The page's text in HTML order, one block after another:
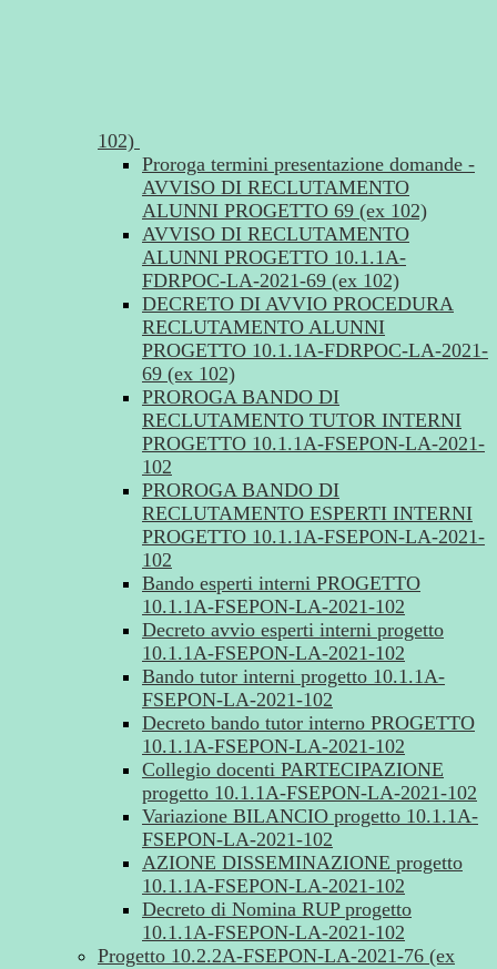
102)
Proroga termini presentazione domande -
AVVISO DI RECLUTAMENTO
ALUNNI PROGETTO 69 (ex 102)
AVVISO DI RECLUTAMENTO
ALUNNI PROGETTO 10.1.1A-
FDRPOC-LA-2021-69 (ex 102)
DECRETO DI AVVIO PROCEDURA
RECLUTAMENTO ALUNNI
PROGETTO 10.1.1A-FDRPOC-LA-2021-
69 (ex 102)
PROROGA BANDO DI
RECLUTAMENTO TUTOR INTERNI
PROGETTO 10.1.1A-FSEPON-LA-2021-
102
PROROGA BANDO DI
RECLUTAMENTO ESPERTI INTERNI
PROGETTO 10.1.1A-FSEPON-LA-2021-
102
Bando esperti interni PROGETTO
10.1.1A-FSEPON-LA-2021-102
Decreto avvio esperti interni progetto
10.1.1A-FSEPON-LA-2021-102
Bando tutor interni progetto 10.1.1A-
FSEPON-LA-2021-102
Decreto bando tutor interno PROGETTO
10.1.1A-FSEPON-LA-2021-102
Collegio docenti PARTECIPAZIONE
progetto 10.1.1A-FSEPON-LA-2021-102
Variazione BILANCIO progetto 10.1.1A-
FSEPON-LA-2021-102
AZIONE DISSEMINAZIONE progetto
10.1.1A-FSEPON-LA-2021-102
Decreto di Nomina RUP progetto
10.1.1A-FSEPON-LA-2021-102
Progetto 10.2.2A-FSEPON-LA-2021-76 (ex